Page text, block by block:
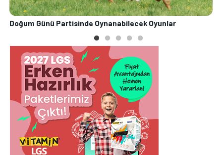
Doğum Günü Partisinde Oynanabilecek Oyunlar